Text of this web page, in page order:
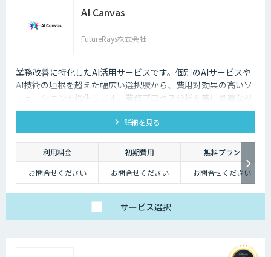
AI Canvas
FutureRays株式会社
業務改善に特化したAI活用サービスです。個別のAIサービスや
AI技術の垣根を超えた幅広い選択肢から、費用対効果の高いソ
リューションを提供します。​業務プロセス分析を基に最適なAI
活用を提案し、システムへのAI機能搭載を実現します。 ​課題整
理から導入後の運用まで伴走し、現実的な成果を追求します。​
販売管理システムや受注メール解析など、具体的な業務課題解
決に対応し、効率化と品質向上を支援します。
詳細を見る
利用料金 初期費用
無料プラン
お問合せください
お問合せください お問合せください
サービス選択